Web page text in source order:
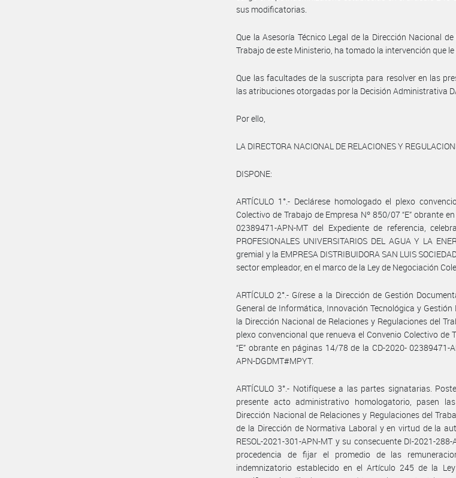
sus modificatorias.
Que la Asesoría Técnico Legal de la Dirección Nacional
Trabajo de este Ministerio, ha tomado la intervención que
Que las facultades de la suscripta para resolver en las
las atribuciones otorgadas por la Decisión Administrativa
Por ello,
LA DIRECTORA NACIONAL DE RELACIONES Y
DISPONE:
ARTÍCULO 1°.- Declárese homologado el plexo
Colectivo de Trabajo de Empresa Nº 850/07 “E” obrante
02389471-APN-MT del Expediente de referencia,
PROFESIONALES UNIVERSITARIOS DEL AGUA Y LA
gremial y la EMPRESA DISTRIBUIDORA SAN LUIS
sector empleador, en el marco de la Ley de Negociación
ARTÍCULO 2°.- Gírese a la Dirección de Gestión
General de Informática, Innovación Tecnológica y
la Dirección Nacional de Relaciones y Regulaciones del
plexo convencional que renueva el Convenio Colectivo de
“E” obrante en páginas 14/78 de la CD-2020- 02389471-
APN-DGDMT#MPYT.
ARTÍCULO 3°.- Notifíquese a las partes signatarias.
presente acto administrativo homologatorio, pasen
Dirección Nacional de Relaciones y Regulaciones del
de la Dirección de Normativa Laboral y en virtud de la
RESOL-2021-301-APN-MT y su consecuente DI-2021-288-
procedencia de fijar el promedio de las
indemnizatorio establecido en el Artículo 245 de la